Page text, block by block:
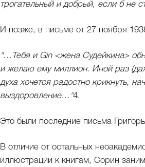
трогательный и добрый, если б не
И позже, в письме от 27 ноября
"…Тебя и Gin <жена Судейкина>
и желаю ему миллион. Иной раз
духа хочется радостно крикнуть,
выздоровление…"4.
Это были последние письма
В отличие от остальных
иллюстрации к книгам, Сорин